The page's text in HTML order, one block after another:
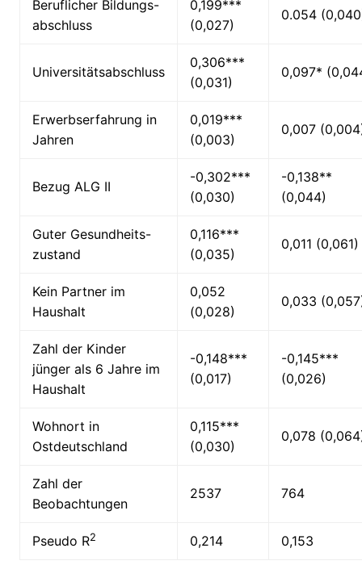
Beruflicher Bildungs-
abschluss
0,199***
(0,027)
0.054
Universitätsabschluss
0,306***
(0,031)
0,097*
Erwerbserfahrung in
Jahren
0,019***
(0,003)
0,007
Bezug ALG II
-0,302***
(0,030)
-0,138**
(0,044)
Guter Gesundheits-
zustand
0,116***
(0,035)
0,011 (0,061)
Kein Partner im
Haushalt
0,052
(0,028)
0,033
Zahl der Kinder
jünger als 6 Jahre im
Haushalt
-0,148***
(0,017)
-0,145***
(0,026)
Wohnort in
Ostdeutschland
0,115***
(0,030)
0,078
Zahl der
Beobachtungen
2537 764
Pseudo R2 0,214 0,153